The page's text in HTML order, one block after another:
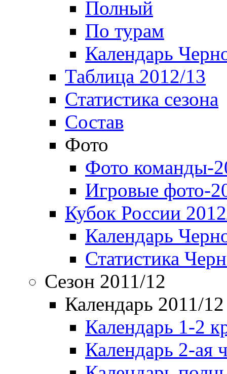
Полный
По турам
Календарь
Таблица 2012/13
Статистика сезона
Состав
Фото
Фото команды-
Игровые фото-
Кубок России
Календарь
Статистика
Сезон 2011/12
Календарь 2011/12
Календарь 1-2
Календарь 2-ая